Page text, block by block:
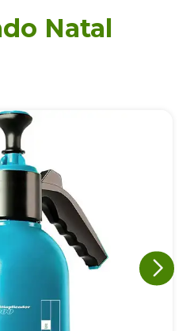
Natal
comunicações.
a proteger e respeitar
seus dados apenas para fins
alterar suas preferências a
conversa